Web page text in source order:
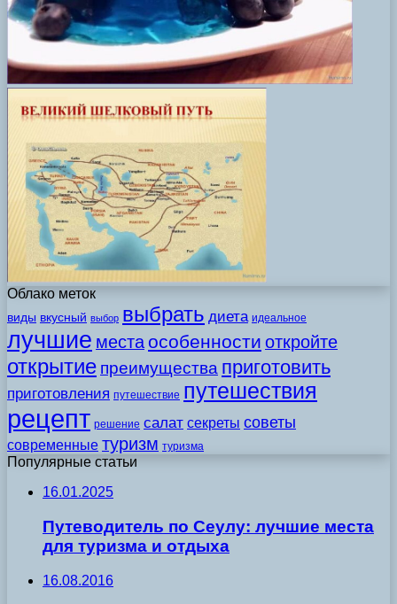
Облако меток
виды вкусный выбор выбрать диета идеальное
лучшие места особенности откройте
открытие преимущества приготовить
приготовления путешествие путешествия
рецепт решение салат секреты советы
современные туризм туризма
Популярные статьи
16.01.2025
Путеводитель по Сеулу: лучшие места
для туризма и отдыха
16.08.2016